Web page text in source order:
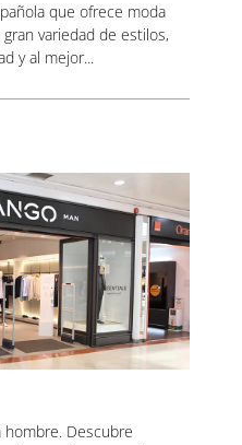
que ofrece moda
variedad de estilos,
y al mejor...
Descubre